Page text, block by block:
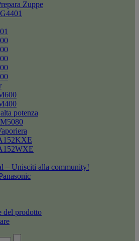
Zuppe
potenza
– Unisciti alla community!
del prodotto